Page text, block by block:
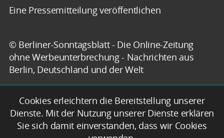
Eine Pressemitteilung veröffentlichen
© Berliner-Sonntagsblatt - Die Online-Zeitung
ohne Werbeunterbrechung - Nachrichten aus
Berlin, Deutschland und der Welt
Cookies erleichtern die Bereitstellung unserer
Dienste. Mit der Nutzung unserer Dienste erklären
Sie sich damit einverstanden, dass wir Cookies